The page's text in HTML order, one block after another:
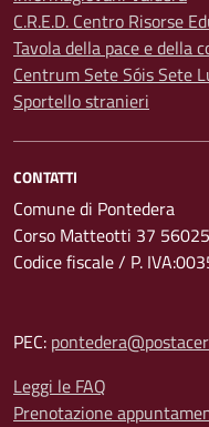
C.R.E.D. Centro Risorse
Tavola della pace e della
Centrum Sete Sóis Sete
Sportello stranieri
CONTATTI
Comune di Pontedera
Corso Matteotti 37
Codice fiscale / P.
PEC:
Leggi le FAQ
Prenotazione